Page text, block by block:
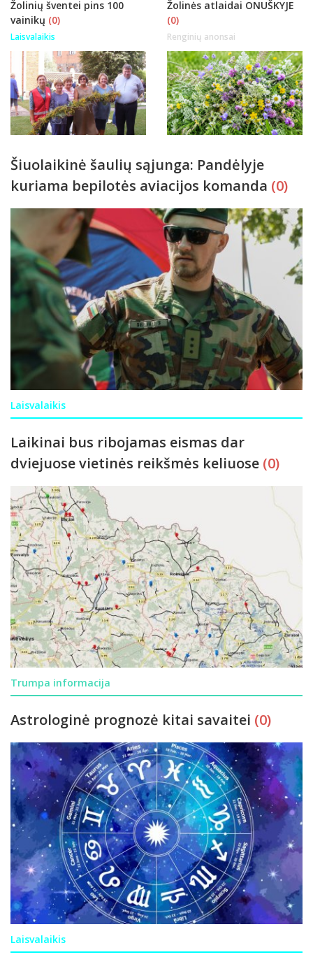
Žolinių šventei pins 100
vainikų (0)
Laisvalaikis
Žolinės atlaidai ONUŠKYJE
(0)
Renginių anonsai
Šiuolaikinė šaulių sąjunga: Pandėlyje
kuriama bepilotės aviacijos komanda (0)
Laisvalaikis
Laikinai bus ribojamas eismas dar
dviejuose vietinės reikšmės keliuose (0)
Trumpa informacija
Astrologinė prognozė kitai savaitei (0)
Laisvalaikis